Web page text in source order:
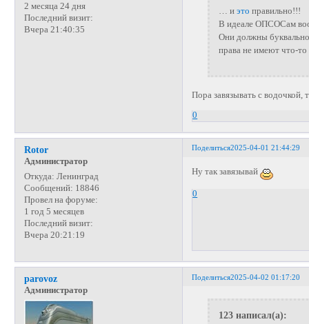
2 месяца 24 дня
Последний визит:
Вчера 21:40:35
… и это правильно!!!
В идеале ОПСОСам
Они должны буквально
права не имеют что-
Пора завязывать с
0
Поделиться2025-04-01 21:44:29
Rotor
Администратор
Откуда: Ленинград
Сообщений: 18846
Провел на форуме:
1 год 5 месяцев
Последний визит:
Вчера 20:21:19
Ну так завязывай
0
Поделиться2025-04-02 01:17:20
parovoz
Администратор
123 написал(а):